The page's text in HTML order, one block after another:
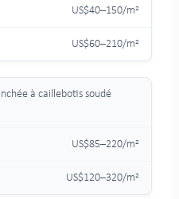
US$40–150/m²
US$60–210/m²
à caillebotis soudé
US$85–220/m²
US$120–320/m²